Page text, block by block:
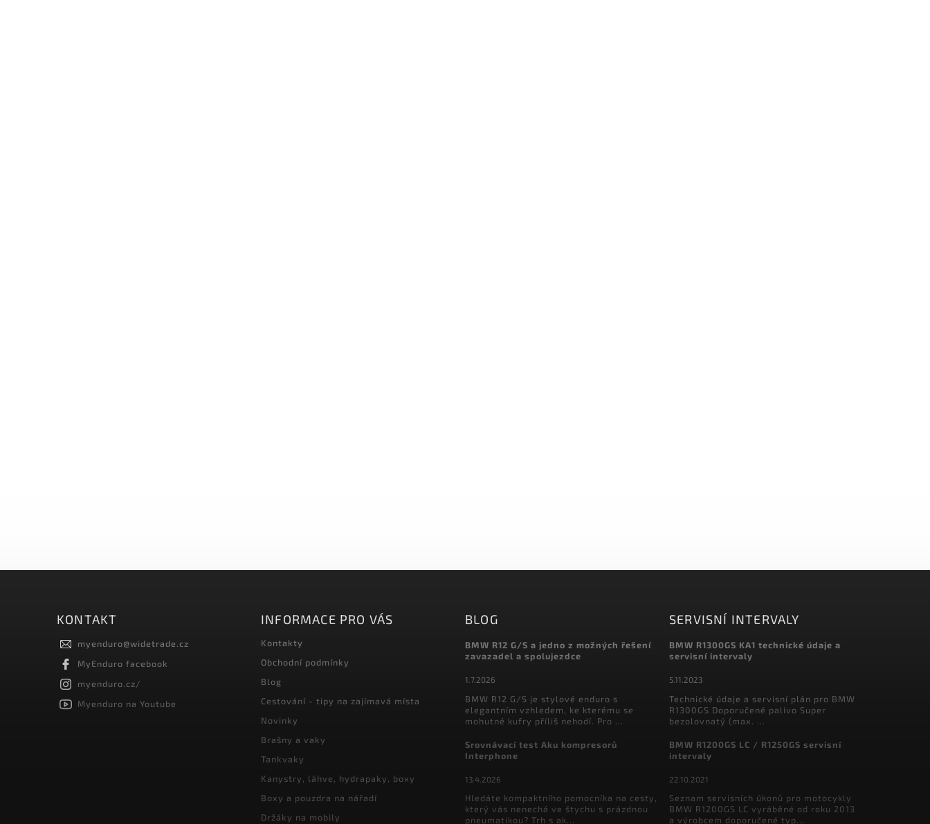
KONTAKT
myenduro@widetrade.cz
MyEnduro facebook
myenduro.cz/
Myenduro na Youtube
INFORMACE PRO VÁS
Kontakty
Obchodní podmínky
Blog
Cestování - tipy na zajímavá místa
Novinky
Brašny a vaky
Tankvaky
Kanystry, láhve, hydrapaky, boxy
Boxy a pouzdra na nářadí
Držáky na mobily
BLOG
BMW R12 G/S a jedno z možných řešení
zavazadel a spolujezdce
1.7.2026
BMW R12 G/S je stylové enduro s
elegantním vzhledem, ke kterému se
mohutné kufry příliš nehodí. Pro ...
Srovnávací test Aku kompresorů
Interphone
13.4.2026
Hledáte kompaktního pomocníka na cesty,
který vás nenechá ve štychu s prázdnou
pneumatikou? Trh s ak...
SERVISNÍ INTERVALY
BMW R1300GS KA1 technické údaje a
servisní intervaly
5.11.2023
Technické údaje a servisní plán pro BMW
R1300GS Doporučené palivo Super
bezolovnatý (max. ...
BMW R1200GS LC / R1250GS servisní
intervaly
22.10.2021
Seznam servisních úkonů pro motocykly
BMW R1200GS LC vyráběné od roku 2013
a výrobcem doporučené typ...